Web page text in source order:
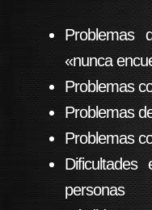
Problemas
«nunca
Problemas
Problemas
Problemas
personas